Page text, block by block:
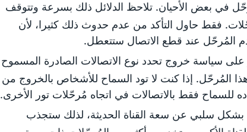
في بعض الأحيان. تلاحظ الدلائل ذلك بسرعة وتتوقف
فقط حاول التأكد من عدم حدوث ذلك كثيرا، لأن
المُرحّل عند قطع الاتصال ستتعطل.
سياسة خروج تحدد نوع الاتصالات الصادرة المسموح
المُرحّل. إذا كنت لا تود السماح للأشخاص بالخروج من
للسماح فقط بالاتصالات في اتجاه مُرحّلات تور الأخرى.
سلبي عن سعة القناة الحديثة، لذلك ستجذب